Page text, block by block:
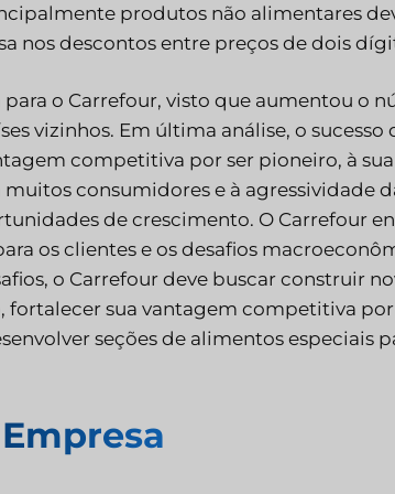
produtos não alimentares
nos descontos entre preços de dois
o Carrefour, visto que aumentou o
vizinhos. Em última análise, o sucesso
competitiva por ser pioneiro, à
consumidores e à agressividade
de crescimento. O Carrefour
os clientes e os desafios
o Carrefour deve buscar construir
sua vantagem competitiva
seções de alimentos especiais